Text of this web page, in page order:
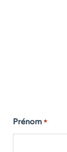
Prénom *